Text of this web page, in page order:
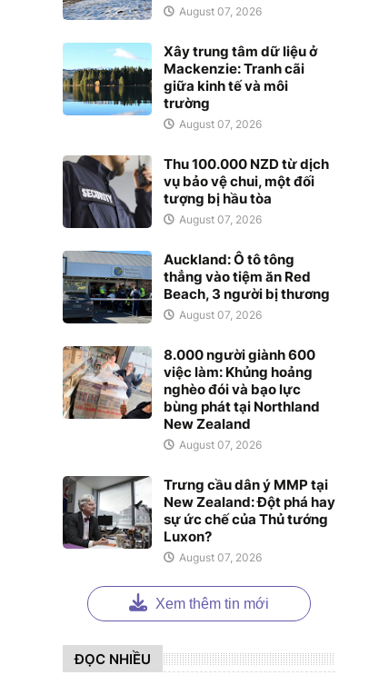
August 07, 2026
Xây trung tâm dữ liệu ở
Mackenzie: Tranh cãi
giữa kinh tế và môi
trường
August 07, 2026
Thu 100.000 NZD từ dịch
vụ bảo vệ chui, một đối
tượng bị hầu tòa
August 07, 2026
Auckland: Ô tô tông
thẳng vào tiệm ăn Red
Beach, 3 người bị thương
August 07, 2026
8.000 người giành 600
việc làm: Khủng hoảng
nghèo đói và bạo lực
bùng phát tại Northland
New Zealand
August 07, 2026
Trưng cầu dân ý MMP tại
New Zealand: Đột phá hay
sự ức chế của Thủ tướng
Luxon?
August 07, 2026
Xem thêm tin mới
ĐỌC NHIỀU